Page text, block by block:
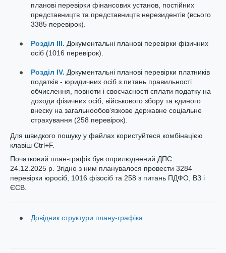
планові перевірки фінансових установ, постійних
представництв та представництв нерезидентів (всього
3385 перевірок).
Розділ ІІІ. Документальні планові перевірки фізичних
осіб (1016 перевірок).
Розділ IV. Документальні планові перевірки платників
податків - юридичних осіб з питань правильності
обчислення, повноти і своєчасності сплати податку на
доходи фізичних осіб, військового збору та єдиного
внеску на загальнообов’язкове державне соціальне
страхування (258 перевірок).
Для швидкого пошуку у файлах користуйтеся комбінацією
клавіш Ctrl+F.
Початковий план-графік був оприлюднений ДПС
24.12.2025 р. Згідно з ним планувалося провести 3284
перевірки юросіб, 1016 фізосіб та 258 з питань ПДФО, ВЗ і
ЄСВ.
Довідник структури плану-графіка